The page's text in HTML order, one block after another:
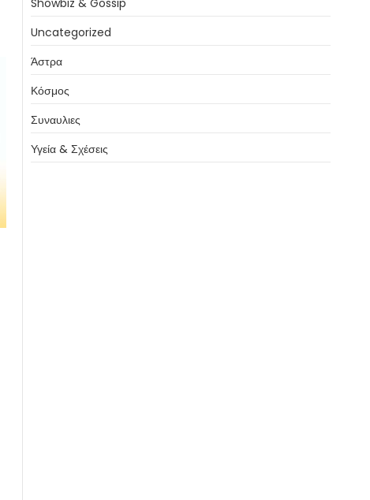
Showbiz & Gossip
Uncategorized
Άστρα
Κόσμος
Συναυλιες
Υγεία & Σχέσεις